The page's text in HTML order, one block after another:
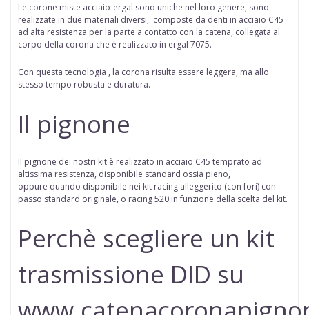
Le corone miste acciaio-ergal sono uniche nel loro genere, sono
realizzate in due materiali diversi, composte da denti in acciaio C45
ad alta resistenza per la parte a contatto con la catena, collegata al
corpo della corona che è realizzato in ergal 7075.
Con questa tecnologia , la corona risulta essere leggera, ma allo
stesso tempo robusta e duratura.
Il pignone
Il pignone dei nostri kit è realizzato in acciaio C45 temprato ad
altissima resistenza, disponibile standard ossia pieno,
oppure quando disponibile nei kit racing alleggerito (con fori) con
passo standard originale, o racing 520 in funzione della scelta del kit.
Perchè scegliere un kit
trasmissione DID su